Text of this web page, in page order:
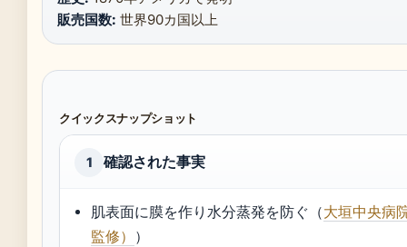
販売国数: 世界90カ国以上
クイックスナップショット
1 確認された事実
肌表面に膜を作り水分蒸発を防ぐ（大垣中央病
監修） ）